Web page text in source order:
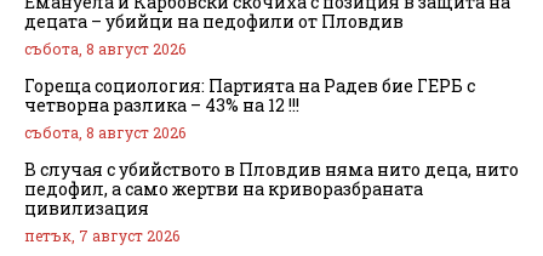
децата – убийци на педофили от Пловдив
събота, 8 август 2026
Гореща социология: Партията на Радев бие ГЕРБ с
четворна разлика – 43% на 12 !!!
събота, 8 август 2026
В случая с убийството в Пловдив няма нито деца, нито
педофил, а само жертви на криворазбраната
цивилизация
петък, 7 август 2026